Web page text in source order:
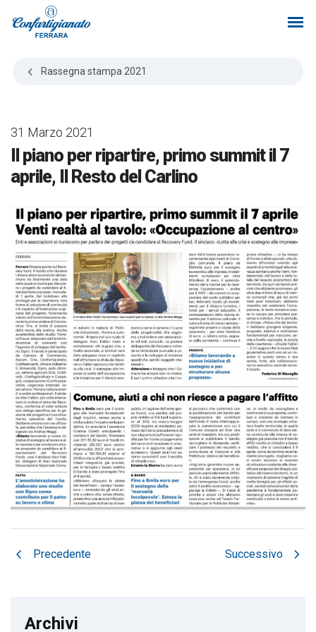
Rassegna stampa 2021
31 Marzo 2021
Il piano per ripartire, primo summit il 7
aprile, Il Resto del Carlino
chevron_left Precedente Successivo chevron_right
Archivi